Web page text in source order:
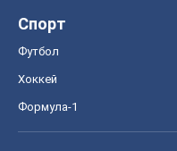
Спорт
Футбол
Хоккей
Формула-1